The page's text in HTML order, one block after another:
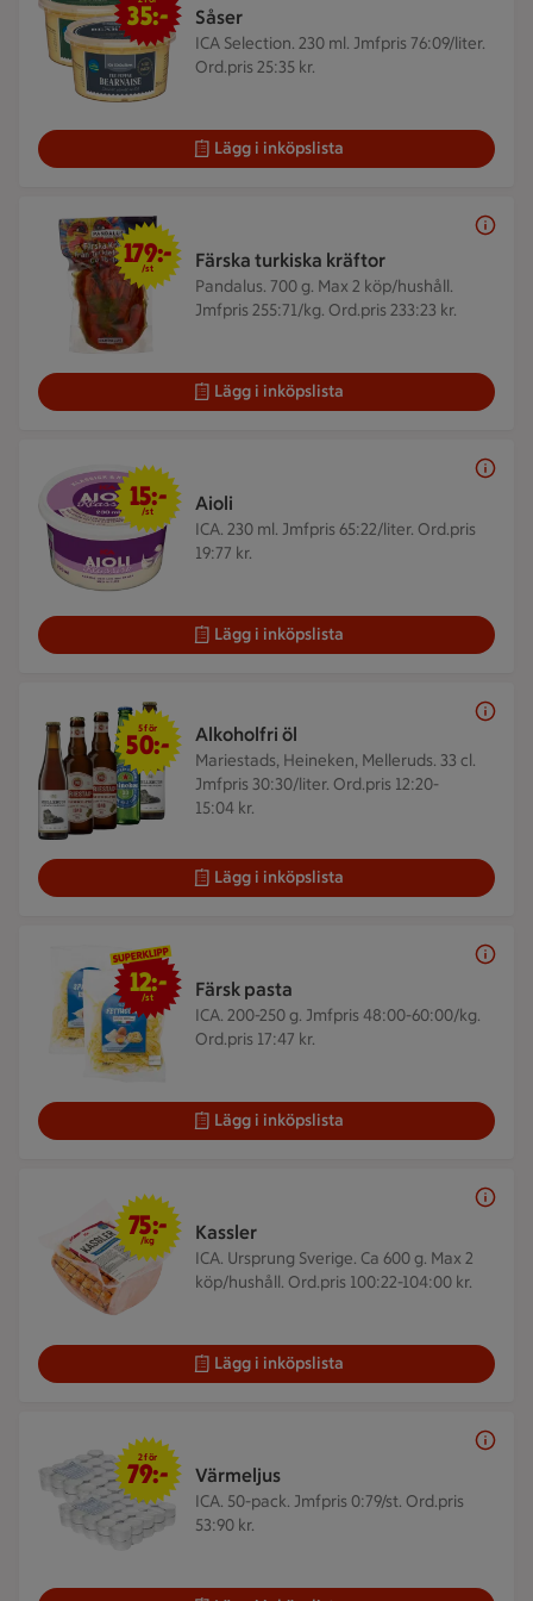
Såser
ICA Selection. 230 ml. Jmfpris 76:09/liter.
Ord.pris 25:35 kr.
35:-
Lägg i inköpslista
Färska turkiska kräftor
Pandalus. 700 g. Max 2 köp/hushåll.
Jmfpris 255:71/kg. Ord.pris 233:23 kr.
179 kr/st
179:-
/st
Lägg i inköpslista
Aioli
ICA. 230 ml. Jmfpris 65:22/liter. Ord.pris
19:77 kr.
15 kr/st
15:-
/st
Lägg i inköpslista
Alkoholfri öl
Mariestads, Heineken, Melleruds. 33 cl.
Jmfpris 30:30/liter. Ord.pris 12:20-
15:04 kr.
5 för 50 kr
5 för
50:-
Lägg i inköpslista
Färsk pasta
ICA. 200-250 g. Jmfpris 48:00-60:00/kg.
Ord.pris 17:47 kr.
12 kr/st
12:-
/st
Lägg i inköpslista
Kassler
ICA. Ursprung Sverige. Ca 600 g. Max 2
köp/hushåll. Ord.pris 100:22-104:00 kr.
75 kr/kg
75:-
/kg
Lägg i inköpslista
Värmeljus
ICA. 50-pack. Jmfpris 0:79/st. Ord.pris
53:90 kr.
2 för 79 kr
2 för
79:-